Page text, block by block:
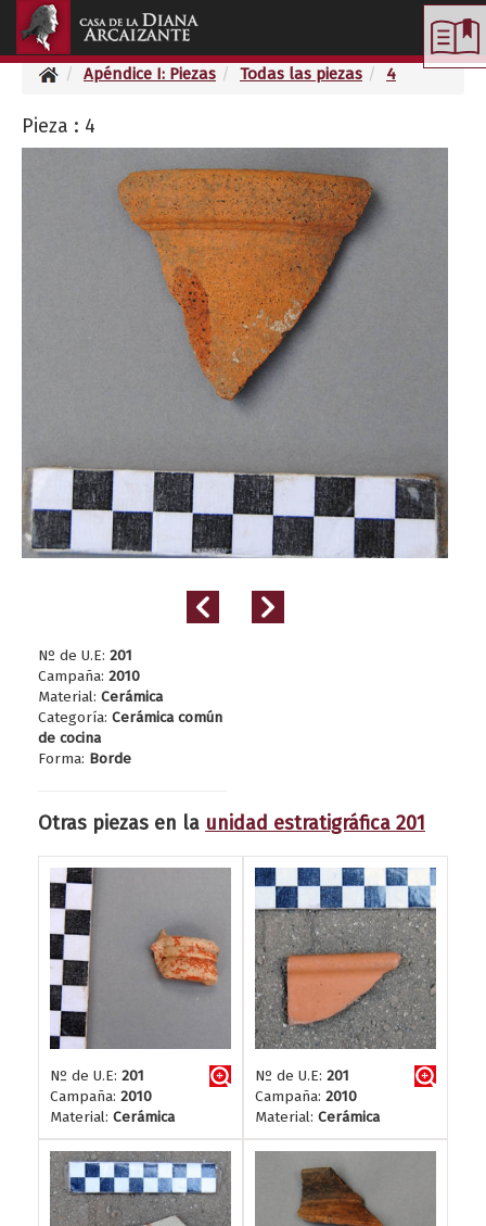
Apéndice I: Piezas Todas las piezas 4
Pieza : 4
Nº de U.E: 201
Campaña: 2010
Material: Cerámica
Categoría: Cerámica común
de cocina
Forma: Borde
Otras piezas en la unidad estratigráfica 201
Nº de U.E: 201
Campaña: 2010
Material: Cerámica
Nº de U.E: 201
Campaña: 2010
Material: Cerámica